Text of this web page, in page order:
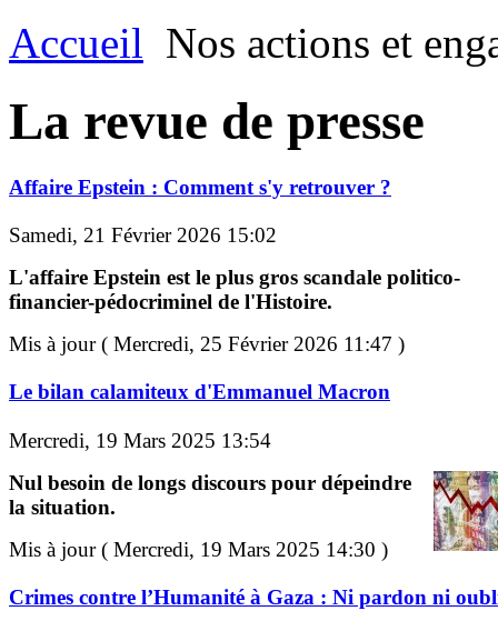
Accueil Nos actions et
La revue de presse
Affaire Epstein : Comment s'y retrouver ?
Samedi, 21 Février 2026 15:02
L'affaire Epstein est le plus gros scandale politico-
financier-pédocriminel de l'Histoire.
Mis à jour ( Mercredi, 25 Février 2026 11:47 )
Le bilan calamiteux d'Emmanuel Macron
Mercredi, 19 Mars 2025 13:54
Nul besoin de longs discours pour dépeindre
la situation.
Mis à jour ( Mercredi, 19 Mars 2025 14:30 )
Crimes contre l’Humanité à Gaza : Ni pardon ni